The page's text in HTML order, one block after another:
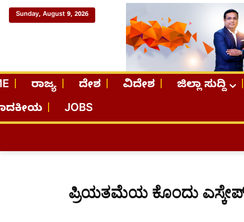
Sunday, August 9, 2026
ರಾಜ್ಯ ದೇಶ ವಿದೇಶ ಜಿಲ್ಲಾ ಸುದ್ದಿ
JOBS
ಪ್ರಿಯತಮೆಯ ಕೊಂದು